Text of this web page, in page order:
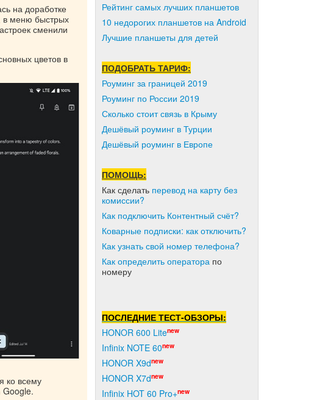
на доработке
в меню быстрых
сменили
цветов в
ко всему
Google.
Рейтинг самых лучших планшетов
10 недорогих планшетов на Android
Лучшие планшеты для детей
ПОДОБРАТЬ ТАРИФ:
Роуминг за границей 2019
Роуминг по России 2019
Сколько стоит связь в Крыму
Дешёвый роуминг в Турции
Дешёвый роуминг в Европе
ПОМОЩЬ:
Как сделать перевод на карту без
комиссии?
Как подключить Контентный счёт?
Коварные подписки: как отключить?
Как узнать свой номер телефона?
Как определить оператора по
номеру
ПОСЛЕДНИЕ ТЕСТ-ОБЗОРЫ:
HONOR 600 Litenew
Infinix NOTE 60new
HONOR X9dnew
HONOR X7dnew
Infinix HOT 60 Pro+new